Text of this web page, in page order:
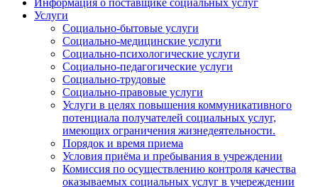
Информация о поставщике социальных услуг
Услуги
Социально-бытовые услуги
Социально-медицинские услуги
Социально-психологические услуги
Социально-педагогические услуги
Социально-трудовые
Социально-правовые услуги
Услуги в целях повышения коммуникативного
потенциала получателей социальных услуг,
имеющих ограничения жизнедеятельности.
Порядок и время приема
Условия приёма и пребывания в учреждении
Комиссия по осуществлению контроля качества
оказываемых социальных услуг в учереждении